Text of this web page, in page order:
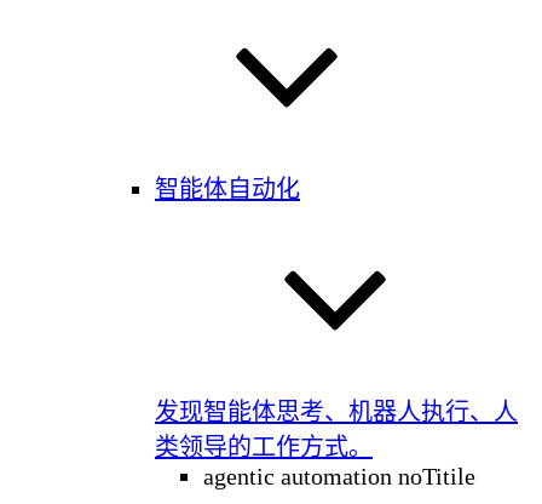
智能体自动化
发现智能体思考、机器人执行、人
类领导的工作方式。
agentic automation noTitile